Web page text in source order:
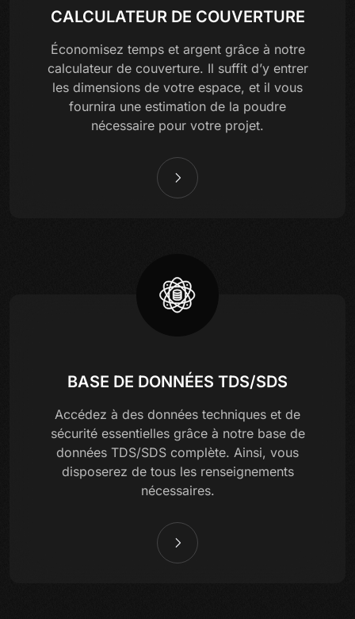
CALCULATEUR DE COUVERTURE
Économisez temps et argent grâce à notre
calculateur de couverture. Il suffit d’y entrer
les dimensions de votre espace, et il vous
fournira une estimation de la poudre
nécessaire pour votre projet.
BASE DE DONNÉES TDS/SDS
Accédez à des données techniques et de
sécurité essentielles grâce à notre base de
données TDS/SDS complète. Ainsi, vous
disposerez de tous les renseignements
nécessaires.